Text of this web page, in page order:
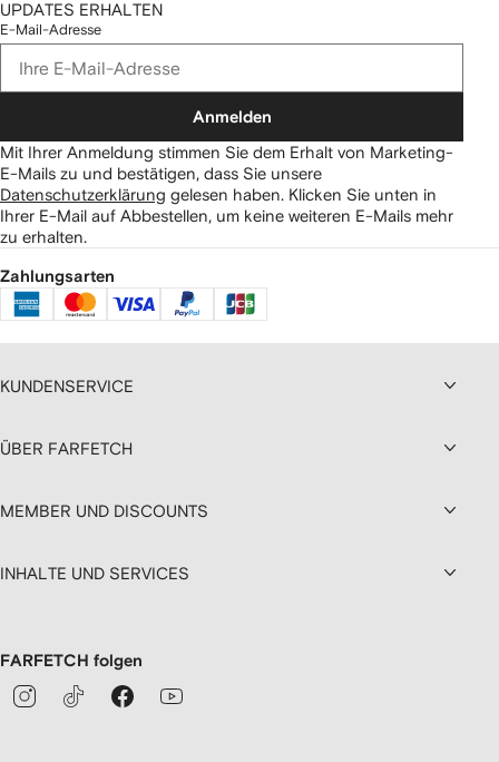
UPDATES ERHALTEN
E-Mail-Adresse
Anmelden
Mit Ihrer Anmeldung stimmen Sie dem Erhalt von Marketing-
E-Mails zu und bestätigen, dass Sie unsere
Datenschutzerklärung gelesen haben. Klicken Sie unten in
Ihrer E-Mail auf Abbestellen, um keine weiteren E-Mails mehr
zu erhalten.
Zahlungsarten
KUNDENSERVICE
ÜBER FARFETCH
MEMBER UND DISCOUNTS
INHALTE UND SERVICES
FARFETCH folgen